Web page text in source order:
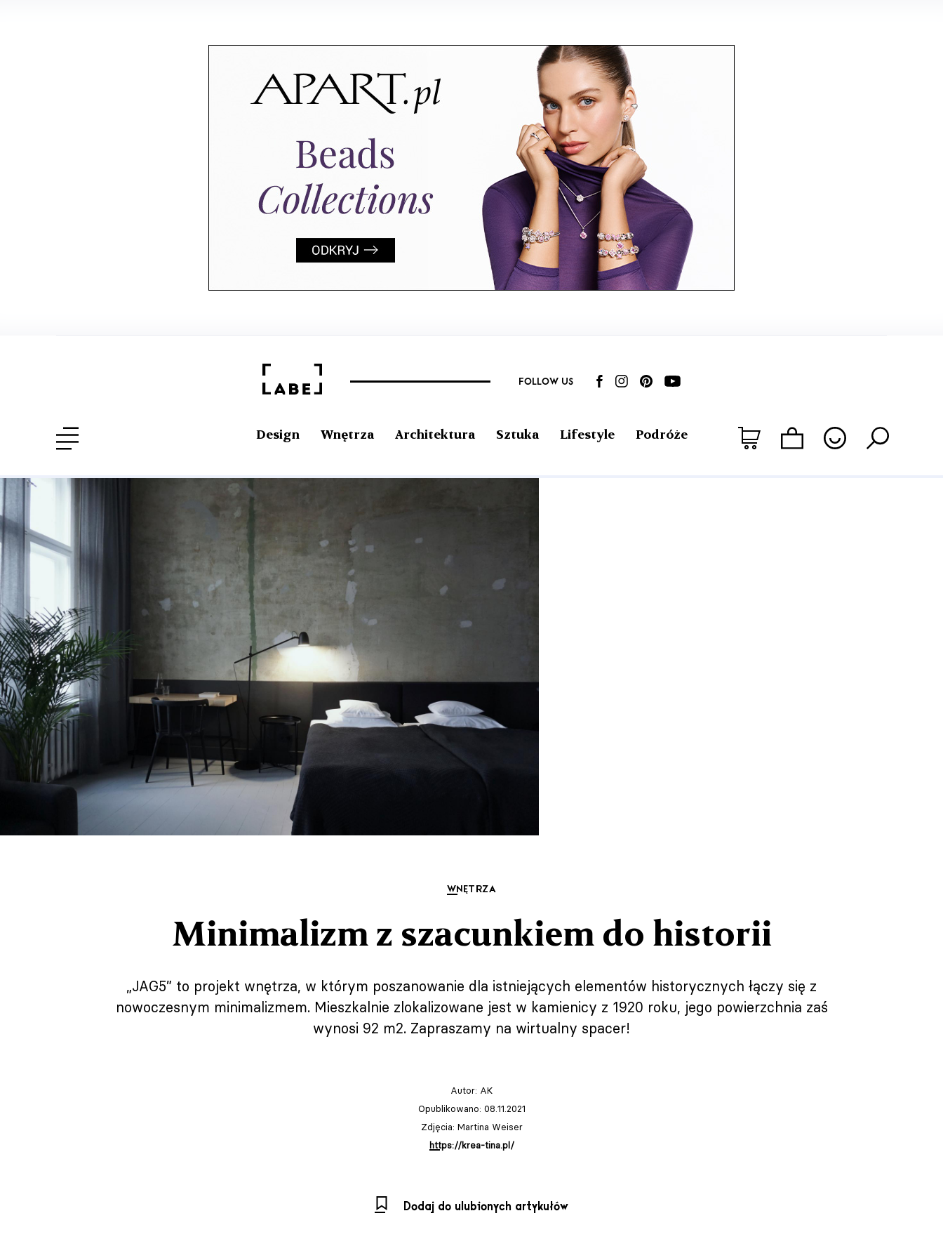
FOLLOW US
Design Wnętrza Architektura Sztuka Lifestyle Podróże
WNĘTRZA
Minimalizm z szacunkiem do historii
„JAG5” to projekt wnętrza, w którym poszanowanie dla istniejących elementów historycznych łączy się z
nowoczesnym minimalizmem. Mieszkalnie zlokalizowane jest w kamienicy z 1920 roku, jego powierzchnia zaś
wynosi 92 m2. Zapraszamy na wirtualny spacer!
Autor: AK
Opublikowano: 08.11.2021
Zdjęcia: Martina Weiser
https://krea-tina.pl/
Dodaj do ulubionych artykułów